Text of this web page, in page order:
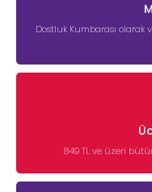
Dostluk Kumbarası olarak
849 TL ve üzeri